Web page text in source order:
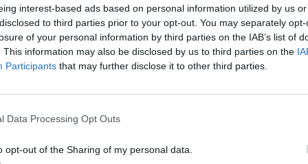
interest-based ads based on personal information utilized by us
to third parties prior to your opt-out. You may separately
of your personal information by third parties on the IAB’s list of
This information may also be disclosed by us to third parties on the
Participants that may further disclose it to other third parties.
Data Processing Opt Outs
opt-out of the Sharing of my personal data.
1992 és 2020 között globális műholdas
hidrológiai évtizedes léptékű LWS-
állította össze a világ közel 2000 nagy
Elemzésük révén felfedték a
A megállapításaik szerint e
szenvedett el az elmúlt 28
gigatonna (Gt) mértékűt.